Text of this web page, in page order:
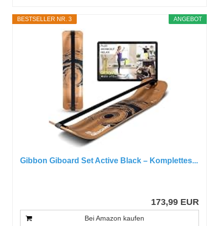
ANGEBOT
BESTSELLER NR. 3
Gibbon Giboard Set Active Black – Komplettes...
173,99 EUR
Bei Amazon kaufen